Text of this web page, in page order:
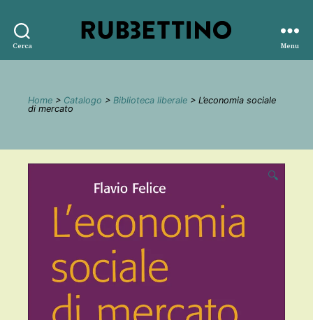
Cerca
editore
Menu
Home > Catalogo > Biblioteca liberale > L’economia sociale
di mercato
🔍